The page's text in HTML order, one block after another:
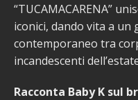
“TUCAMACARENA”
iconici, dando vita a un
contemporaneo tra
incandescenti
Racconta Baby K sul